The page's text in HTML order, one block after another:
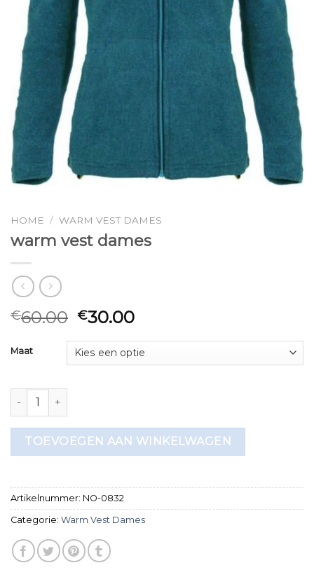
HOME / WARM VEST DAMES
warm vest dames
€60.00 €30.00
Maat
warm vest dames aantal
TOEVOEGEN AAN WINKELWAGEN
Artikelnummer: NO-0832
Categorie: Warm Vest Dames